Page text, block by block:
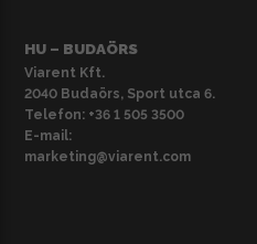
HU – BUDAÖRS
Viarent Kft.
2040 Budaörs, Sport utca 6.
Telefon: +36 1 505 3500
E-mail:
marketing@viarent.com